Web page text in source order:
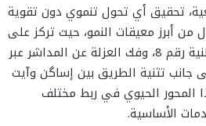
تحقيق أي تحول تنموي دون تقوية
من أبرز معيقات النمو، حيث تركز على
ضرورة تقوية الطريق الوطنية رقم 8، وفك العزلة عن المداشر عبر
جانب تثنية الطريق بين إساگن وآيت
المحور الحيوي في ربط مختلف
الأساسية.